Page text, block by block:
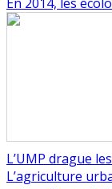
L’UMP drague
L’agriculture